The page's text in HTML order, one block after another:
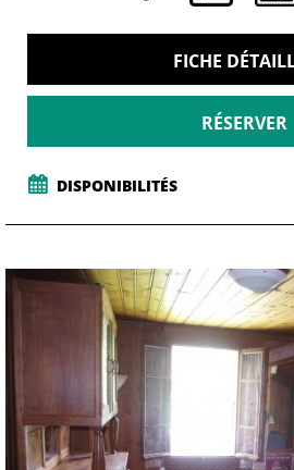
FICHE
RÉSERVER
DISPONIBILITÉS